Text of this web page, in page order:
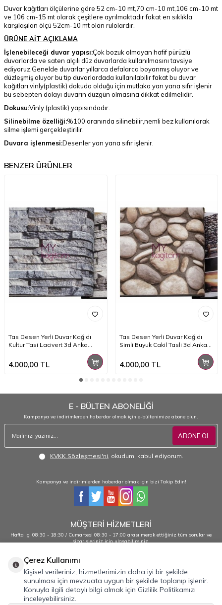
Duvar kağıtları ölçülerine göre 52 cm-10 mt,70 cm-10 mt,106 cm-10 mt
ve 106 cm-15 mt olarak çeşitlere ayrılmaktadır fakat en sıklıkla
karşılaşılan ölçü 52cm-10 mt olan rulolardır.
ÜRÜNE AİT AÇIKLAMA
İşlenebileceği duvar yapısı:Çok bozuk olmayan hafif pürüzlü
duvarlarda ve saten alçılı düz duvarlarda kullanılmasını tavsiye
ediyoruz.Genelde duvarlar yıllarca defalarca boyanmış oluyor ve
düzleşmiş oluyor bu tip duvarlardada kullanılabilir fakat bu duvar
kağıtları vinly(plastik) dokuda olduğu için mutlaka yan yana sıfır işlenir
bu sebepten dolayı duvarın düzgün olmasına dikkat edilmelidir.
Dokusu:Vinly (plastik) yapısındadır.
Silinebilme özelliği:%100 oranında silinebilir,nemli bez kullanılarak
silme işlemi gerçekleştirilir.
Duvara işlenmesi:Desenler yan yana sıfır işlenir.
BENZER ÜRÜNLER
Tas Desen Yerli Duvar Kağıdı
Kultur Tasi Lacivert 3d Anka
4.000,00 TL
Tas Desen Yerli Duvar Kağıdı
Simli Buyuk Cakil Tasli 3d Anka
4.000,00TL
E - BÜLTEN ABONELİĞİ
Kampanya ve indirimlerden haberdar olmak için e-bültenimize abone olun.
ABONE OL
KVKK Sözleşmesi'ni, okudum, kabul ediyorum.
Kampanya ve indirimlerden haberdar olmak için bizi Takip Edin!
MÜŞTERİ HİZMETLERİ
Hafta içi 08:30 - 18:30 / Cumartesi 08:30 - 17:00 arası merak ettiğiniz tüm sorular ve
siparişleriniz için ulaşabilirsiniz.
0232 484 38 44 - 0533 330 88 95
Önemli Bilgiler
Hızlı Erişim
Çerez Kullanımı
Kişisel verileriniz, hizmetlerimizin daha iyi bir şekilde
sunulması için mevzuata uygun bir şekilde toplanıp işlenir.
Konuyla ilgili detaylı bilgi almak için Gizlilik Politikamızı
inceleyebilirsiniz.